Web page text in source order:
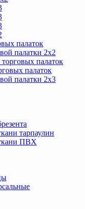
палаток
палатки 2х2
палаток
палаток
палатки 2х3
тарпаулин
ПВХ